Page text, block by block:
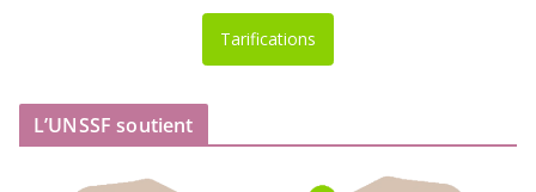
Tarifications
L’UNSSF soutient